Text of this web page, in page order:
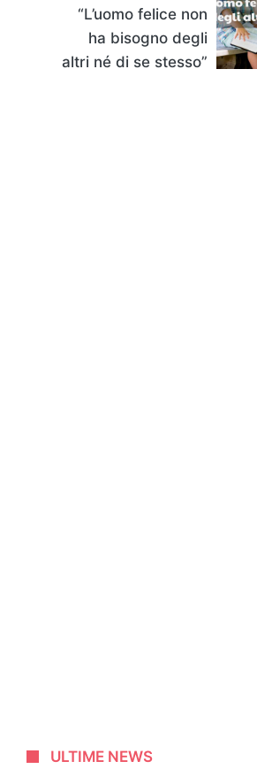
“L’uomo felice non
ha bisogno degli
altri né di se stesso”
ULTIME NEWS